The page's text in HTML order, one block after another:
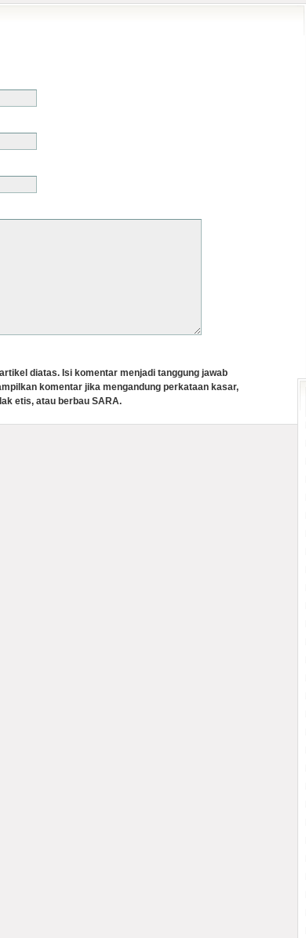
diatas. Isi komentar menjadi tanggung jawab
komentar jika mengandung perkataan kasar,
etis, atau berbau SARA.